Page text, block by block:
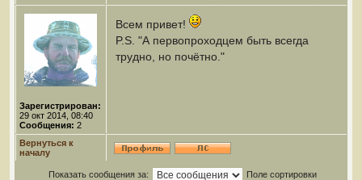
Зарегистрирован:
29 окт 2014, 08:40
Сообщения: 2
Всем привет!
P.S. "А первопроходцем быть всегда
трудно, но почётно."
Вернуться к
началу
Показать сообщения за: Поле сортировки